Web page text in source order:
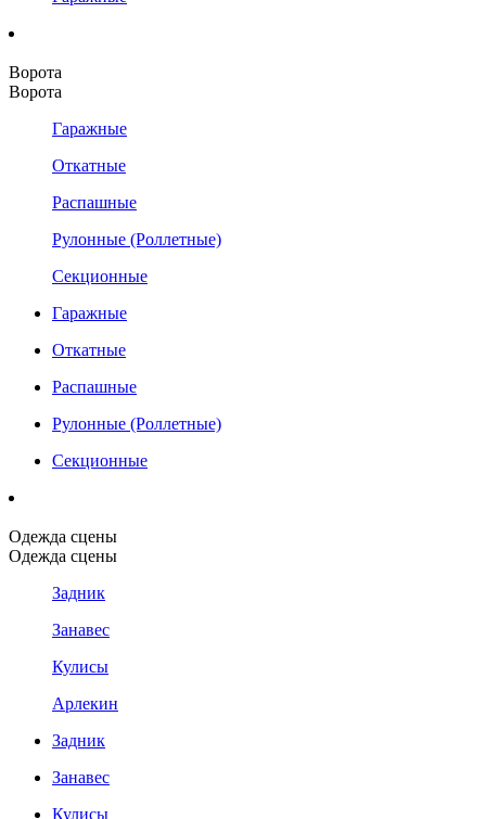
Ворота
Ворота
Гаражные
Откатные
Распашные
Рулонные (Роллетные)
Секционные
Гаражные
Откатные
Распашные
Рулонные (Роллетные)
Секционные
Одежда сцены
Одежда сцены
Задник
Занавес
Кулисы
Арлекин
Задник
Занавес
Кулисы